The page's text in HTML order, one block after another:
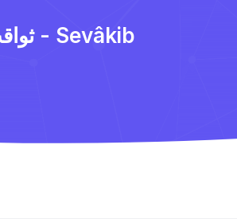
ثواقب - Sevâkib